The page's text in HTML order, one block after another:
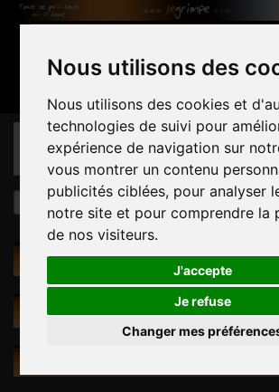
Nous utilisons des
Nous utilisons des cookies et
technologies de suivi pour
expérience de navigation sur
vous montrer un contenu
publicités ciblées, pour analyser
notre site et pour comprendre la
de nos visiteurs.
J'accepte
Je refuse
Changer mes
Panier (vide)
CATÉGORIES
Bleauline Crimps 2
PRISES
PROMOTIONS